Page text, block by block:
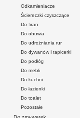
Odkamieniacze
Ściereczki czyszczące
Do firan
Do obuwia
Do udrożniania rur
Do dywanów i tapicerki
Do podłóg
Do mebli
Do kuchni
Do łazienki
Do toalet
Pozostałe